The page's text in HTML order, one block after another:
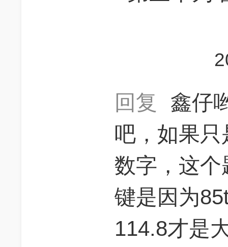
回复
鑫仔
吧，如果
数字，这
键是因为
114.8才是